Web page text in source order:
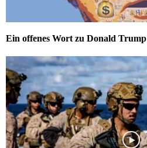
Ein offenes Wort zu Donald Trump